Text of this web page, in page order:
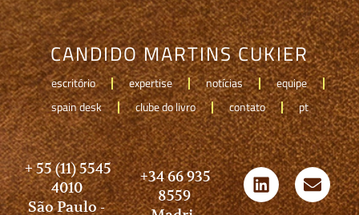
CANDIDO MARTINS CUKIER
escritório expertise notícias
equipe
spain desk
clube do livro contato pt
+ 55 (11) 5545
4010
São Paulo -
+34 66 935
8559